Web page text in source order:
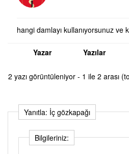
hangi damlayı kullanıyorsunuz ve
Yazar Yazılar
2 yazı görüntüleniyor - 1 ile 2 arası
Yanıtla: İç gözkapağı
Bilgileriniz: